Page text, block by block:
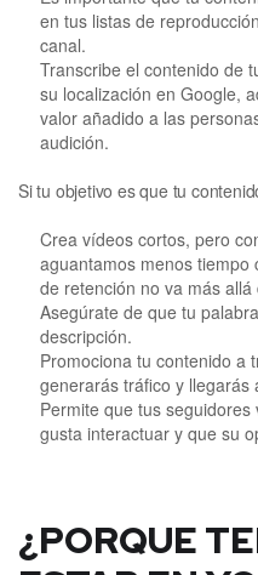
en tus listas de
canal.
Transcribe el contenido de
su localización en Google,
valor añadido a las
audición.
Si tu objetivo es que tu
Crea vídeos cortos, pero
aguantamos menos tiempo
de retención no va más
Asegúrate de que tu
descripción.
Promociona tu contenido a
generarás tráfico y
Permite que tus
gusta interactuar y que su
¿PORQUE